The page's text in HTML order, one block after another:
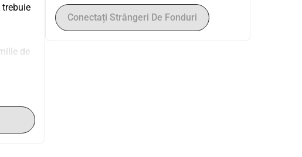
de
Conectați Strângeri De Fonduri